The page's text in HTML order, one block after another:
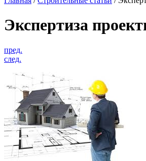
Экспертиза
пред.
след.